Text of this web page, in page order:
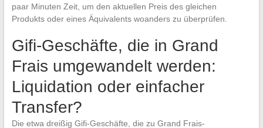
paar Minuten Zeit, um den aktuellen Preis des gleichen
Produkts oder eines Äquivalents woanders zu überprüfen.
Gifi-Geschäfte, die in Grand
Frais umgewandelt werden:
Liquidation oder einfacher
Transfer?
Die etwa dreißig Gifi-Geschäfte, die zu Grand Frais-